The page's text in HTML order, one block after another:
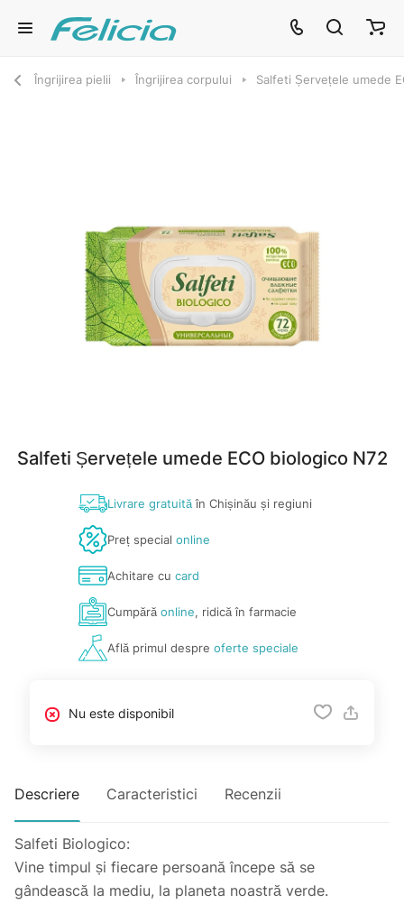
Îngrijirea pielii Îngrijirea corpului Salfeti Șervețele umede
Salfeti Șervețele umede ECO biologico N72
Livrare gratuităîn Chișinău și regiuni
Preț special online
Achitare cu card
Cumpărăonline, ridică în farmacie
Află primul despre oferte speciale
Nu este disponibil
Descriere Caracteristici Recenzii
Salfeti Biologico:
Vine timpul și fiecare persoană începe să se
gândească la mediu, la planeta noastră verde.